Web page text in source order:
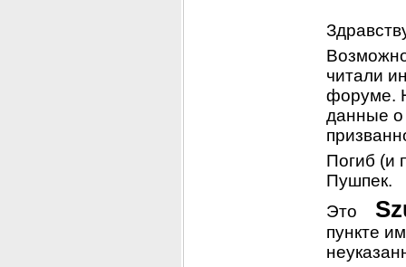
читали
форуме.
данные о
Погиб (и
Пушпек.
Это
пункте